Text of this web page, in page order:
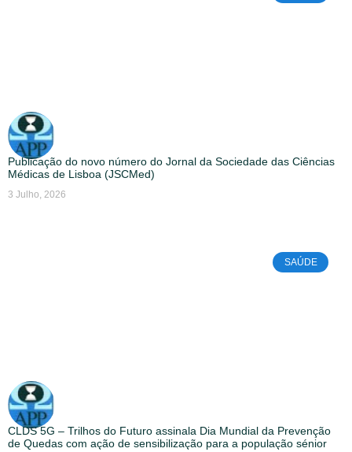
Publicação do novo número do Jornal da Sociedade das Ciências
Médicas de Lisboa (JSCMed)
3 Julho, 2026
SAÚDE
CLDS 5G – Trilhos do Futuro assinala Dia Mundial da Prevenção
de Quedas com ação de sensibilização para a população sénior